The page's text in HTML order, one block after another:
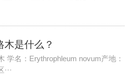
木是什么？
学名：Erythrophleum novum产地：